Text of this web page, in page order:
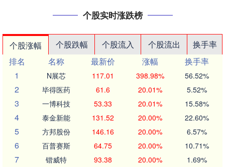
个股实时涨跌榜
个股涨幅 个股跌幅 个股流入 个股流出
换手率
排名
名称 最新价 涨幅
换手率
1
N展芯 117.01 398.98% 56.52%
2 毕得医药 61.6 20.01% 5.52%
3 一博科技 53.33 20.01% 15.58%
4 泰金新能 131.52 20.00% 22.60%
5 方邦股份 146.16 20.00% 6.57%
6 百普赛斯 64.75 20.00% 10.71%
7 锴威特 93.38 20.00% 1.69%